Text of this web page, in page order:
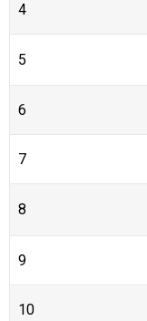
4
5
6
7
8
9
10